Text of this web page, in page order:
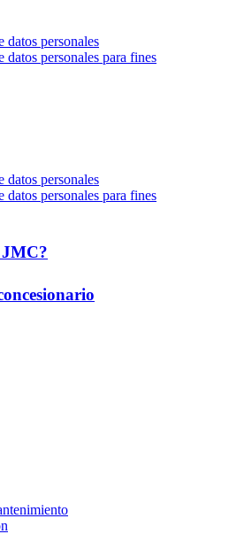
datos personales
personales para fines
datos personales
personales para fines